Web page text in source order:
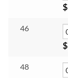
$
46
$
48